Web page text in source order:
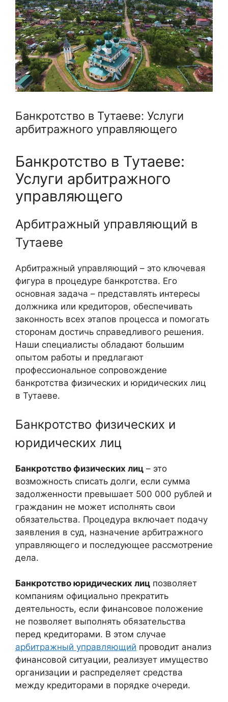
Банкротство в Тутаеве: Услуги
арбитражного управляющего
Банкротство в Тутаеве:
Услуги арбитражного
управляющего
Арбитражный управляющий в
Тутаеве
Арбитражный управляющий – это ключевая
фигура в процедуре банкротства. Его
основная задача – представлять интересы
должника или кредиторов, обеспечивать
законность всех этапов процесса и помогать
сторонам достичь справедливого решения.
Наши специалисты обладают большим
опытом работы и предлагают
профессиональное сопровождение
банкротства физических и юридических лиц
в Тутаеве.
Банкротство физических и
юридических лиц
Банкротство физических лиц – это
возможность списать долги, если сумма
задолженности превышает 500 000 рублей и
гражданин не может исполнять свои
обязательства. Процедура включает подачу
заявления в суд, назначение арбитражного
управляющего и последующее рассмотрение
дела.
Банкротство юридических лиц позволяет
компаниям официально прекратить
деятельность, если финансовое положение
не позволяет выполнять обязательства
перед кредиторами. В этом случае
арбитражный управляющий проводит анализ
финансовой ситуации, реализует имущество
организации и распределяет средства
между кредиторами в порядке очереди.